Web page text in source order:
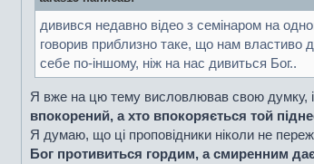
дивився недавно відео з семінаром на
говорив приблизно таке, що нам властиво
себе по-іншому, ніж на нас дивиться Бог..
Я вже на цю тему висловлював свою думку,
впокорений, а хто впокоряється той
Я думаю, що ці проповідники ніколи не
Бог противиться гордим, а смиренним